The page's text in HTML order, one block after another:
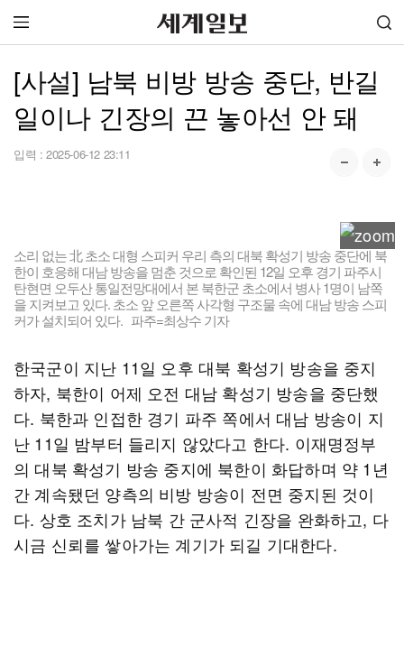
[사설] 남북 비방 방송 중단, 반길
일이나 긴장의 끈 놓아선 안 돼
입력 : 2025-06-12 23:11
소리 없는 北 초소 대형 스피커 우리 측의 대북 확성기 방송 중단에 북
한이 호응해 대남 방송을 멈춘 것으로 확인된 12일 오후 경기 파주시
탄현면 오두산 통일전망대에서 본 북한군 초소에서 병사 1명이 남쪽
을 지켜보고 있다. 초소 앞 오른쪽 사각형 구조물 속에 대남 방송 스피
커가 설치되어 있다. 파주=최상수 기자
한국군이 지난 11일 오후 대북 확성기 방송을 중지
하자, 북한이 어제 오전 대남 확성기 방송을 중단했
다. 북한과 인접한 경기 파주 쪽에서 대남 방송이 지
난 11일 밤부터 들리지 않았다고 한다. 이재명정부
의 대북 확성기 방송 중지에 북한이 화답하며 약 1년
간 계속됐던 양측의 비방 방송이 전면 중지된 것이
다. 상호 조치가 남북 간 군사적 긴장을 완화하고, 다
시금 신뢰를 쌓아가는 계기가 되길 기대한다.